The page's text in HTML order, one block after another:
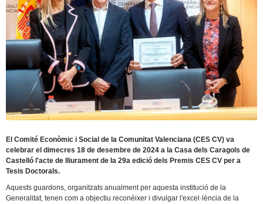
El Comité Econòmic i Social de la Comunitat Valenciana (CES CV) va
celebrar el dimecres 18 de desembre de 2024 a la Casa dels Caragols de
Castelló l'acte de lliurament de la 29a edició dels Premis CES CV per a
Tesis Doctorals.
Aquests guardons, organitzats anualment per aquesta institució de la
Generalitat, tenen com a objectiu reconéixer i divulgar l'excel·lència de la